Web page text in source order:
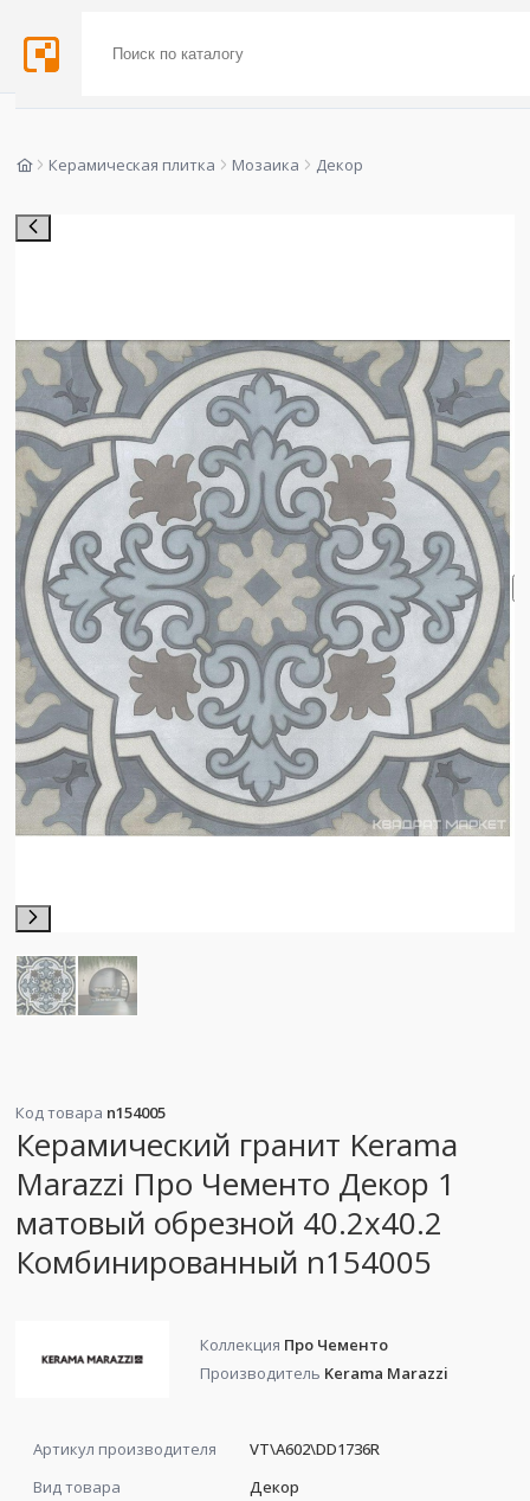
Керамическая плитка Мозаика Декор
Код товара n154005
Керамический гранит Kerama
Marazzi Про Чементо Декор 1
матовый обрезной 40.2x40.2
Комбинированный n154005
Коллекция Про Чементо
Производитель Kerama Marazzi
Артикул производителя
VT\A602\DD1736R
Вид товара
Декор